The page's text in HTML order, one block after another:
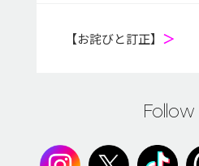
【お詫びと訂正】 ＞
Follow